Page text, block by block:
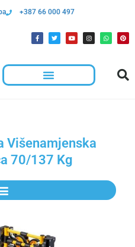
+387 66 000 497
Višenamjenska
70/137 Kg